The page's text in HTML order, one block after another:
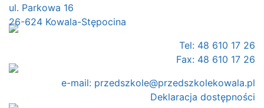
ul. Parkowa 16
26-624 Kowala-Stępocina
Tel: 48 610 17 26
Fax: 48 610 17 26
e-mail: przedszkole@przedszkolekowala.pl
Deklaracja dostępności